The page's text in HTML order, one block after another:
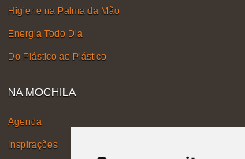
Higiene na Palma da Mão
Energia Todo Dia
Do Plástico ao Plástico
NA MOCHILA
Agenda
Inspirações